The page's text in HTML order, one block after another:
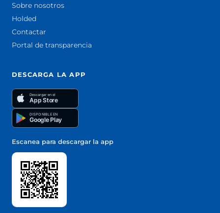
Sobre nosotros
Holded
Contactar
Portal de transparencia
DESCARGA LA APP
Descargar en el
App Store
DISPONIBLE EN
Google Play
Escanea para descargar la app